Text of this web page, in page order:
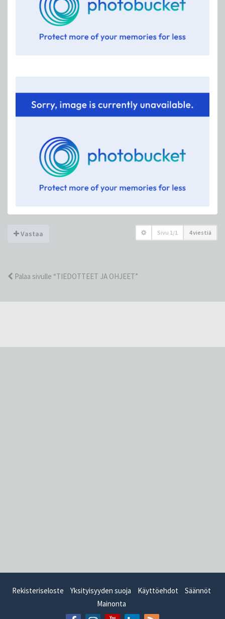
Vastaa Sivu 1 /1 4 viestiä
Palaa sivulle “TIEDOTTEET JA OHJEET”
Rekisteriseloste Yksityisyyden suoja Käyttöehdot
Säännöt
Mainonta